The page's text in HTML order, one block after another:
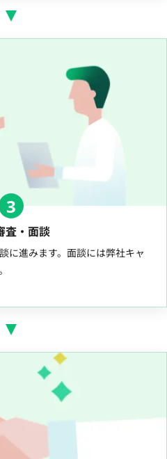
3
査・面談
に進みます。面談には弊社キャ